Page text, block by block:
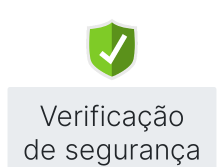
Verificação
de segurança